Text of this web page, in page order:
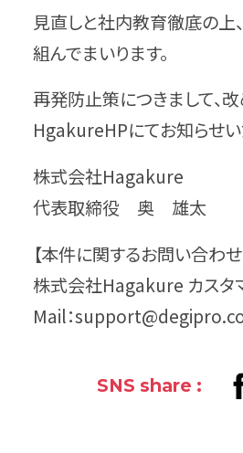
見直しと社内教育徹底の上
組んでまいります。
再発防止策につきまして、
HgakureHPにてお知らせい
株式会社Hagakure
代表取締役 奥 雄太
【本件に関するお問い合わせ
株式会社Hagakure カスタ
Mail：
SNS share :